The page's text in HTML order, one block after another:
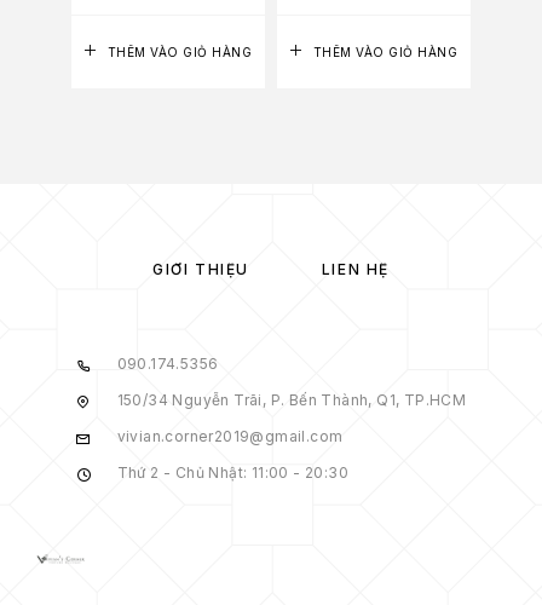
THÊM VÀO GIỎ HÀNG THÊM VÀO GIỎ HÀNG
GIỚI THIỆU LIÊN HỆ
090.174.5356
150/34 Nguyễn Trãi, P. Bến Thành, Q1, TP.HCM
vivian.corner2019@gmail.com
Thứ 2 - Chủ Nhật: 11:00 - 20:30